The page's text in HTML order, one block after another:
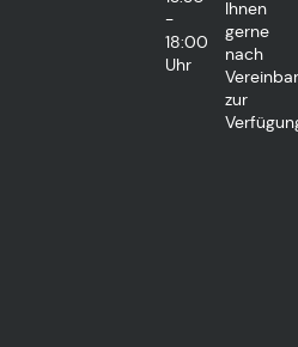
-
18:00
Uhr
Ihnen
gerne
nach
zur